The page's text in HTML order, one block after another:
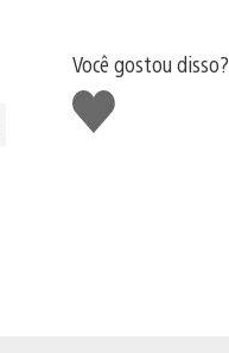
Você gostou disso?
Curtir